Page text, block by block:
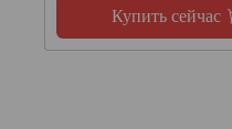
Купить сейчас